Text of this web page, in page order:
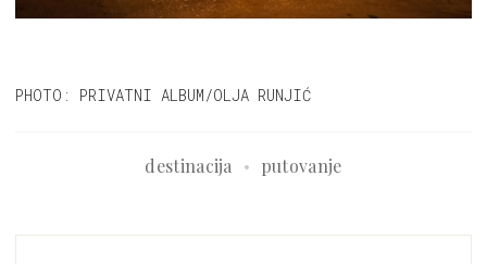
PHOTO: PRIVATNI ALBUM/OLJA RUNJIĆ
destinacija putovanje